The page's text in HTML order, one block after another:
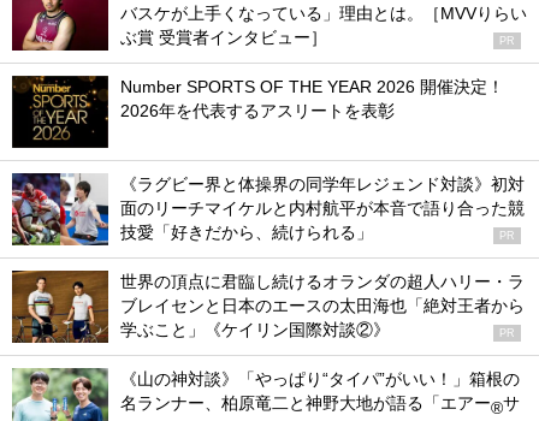
バスケが上手くなっている」理由とは。［MVVりらい
ぶ賞 受賞者インタビュー］
PR
Number SPORTS OF THE YEAR 2026 開催決定！
2026年を代表するアスリートを表彰
《ラグビー界と体操界の同学年レジェンド対談》初対
面のリーチマイケルと内村航平が本音で語り合った競
技愛「好きだから、続けられる」
PR
世界の頂点に君臨し続けるオランダの超人ハリー・ラ
ブレイセンと日本のエースの太田海也「絶対王者から
学ぶこと」《ケイリン国際対談②》
PR
《山の神対談》「やっぱり“タイパ”がいい！」箱根の
名ランナー、柏原竜二と神野大地が語る「エアー®サ